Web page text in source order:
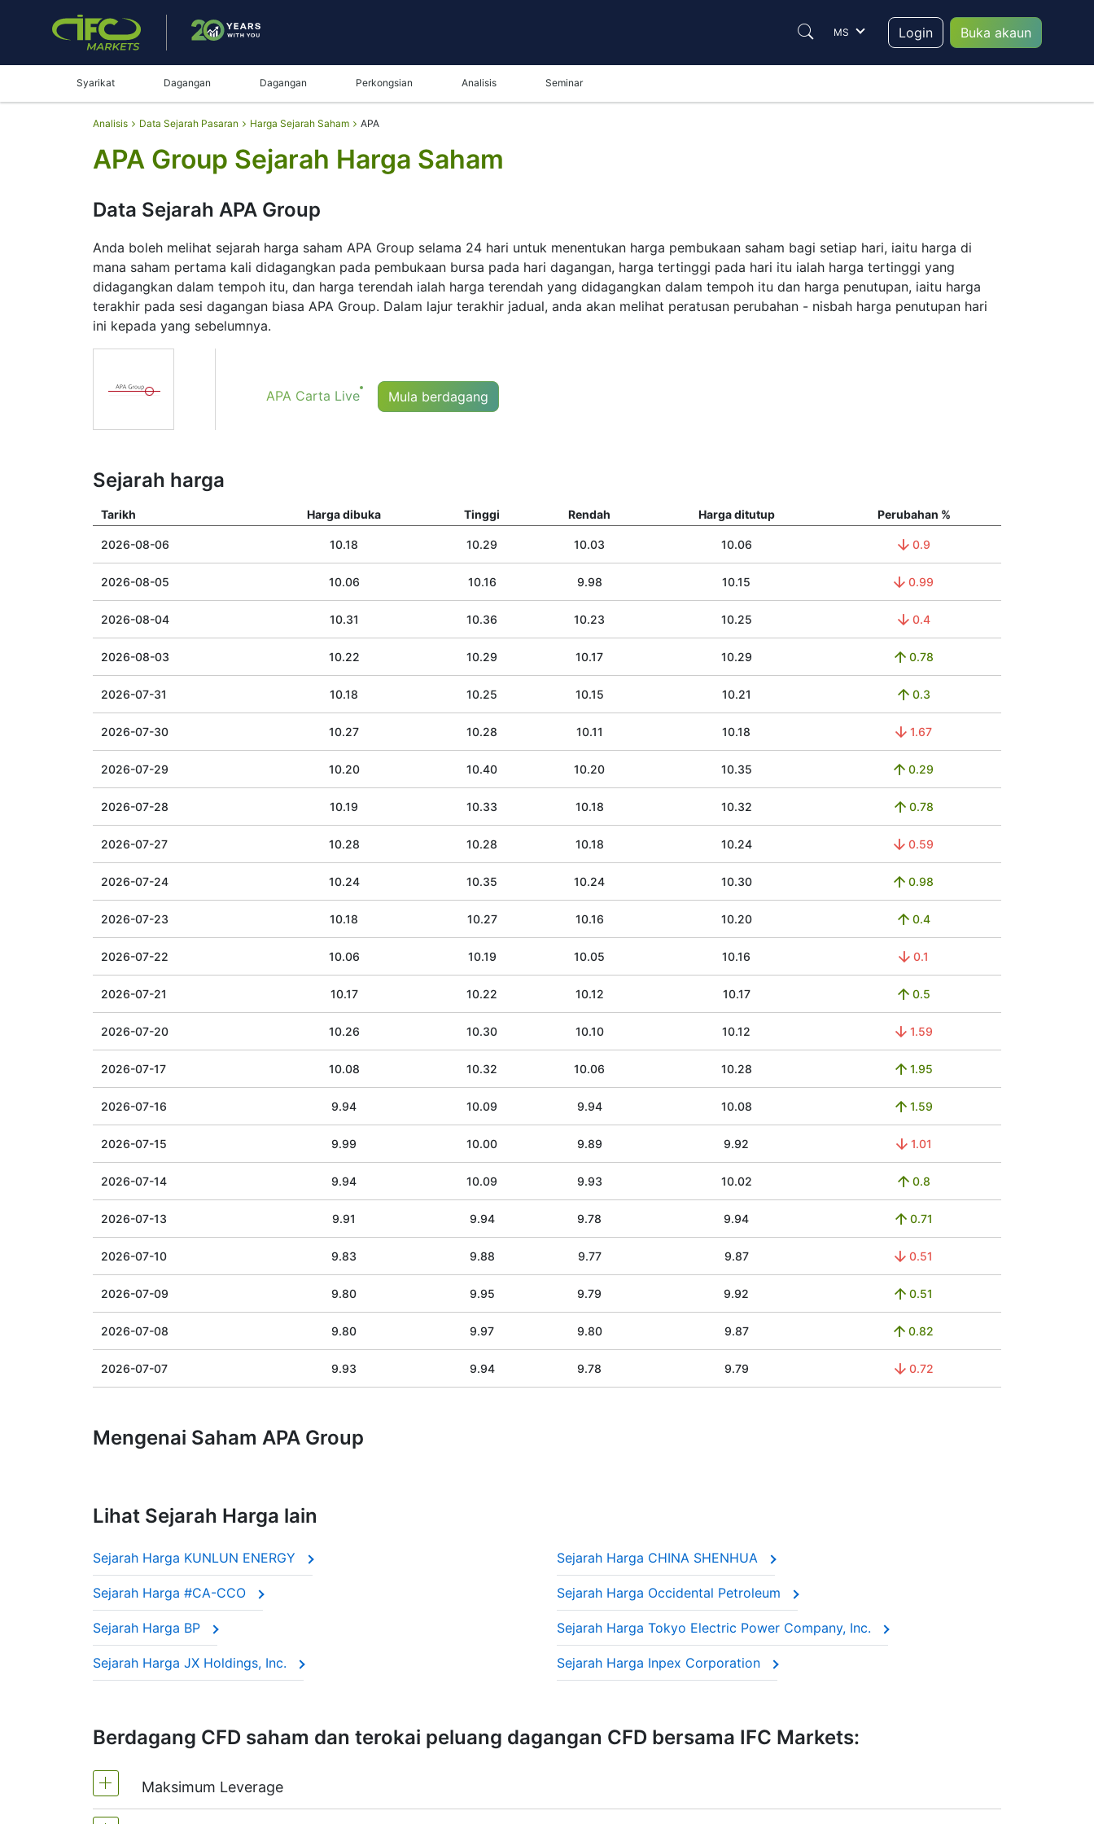
MS Login Buka akaun
Syarikat Dagangan Dagangan Perkongsian Analisis Seminar
Analisis Data Sejarah Pasaran Harga Sejarah Saham APA
APA Group Sejarah Harga Saham
Data Sejarah APA Group
Anda boleh melihat sejarah harga saham APA Group selama 24 hari untuk menentukan harga pembukaan saham bagi setiap hari, iaitu harga di
mana saham pertama kali didagangkan pada pembukaan bursa pada hari dagangan, harga tertinggi pada hari itu ialah harga tertinggi yang
didagangkan dalam tempoh itu, dan harga terendah ialah harga terendah yang didagangkan dalam tempoh itu dan harga penutupan, iaitu harga
terakhir pada sesi dagangan biasa APA Group. Dalam lajur terakhir jadual, anda akan melihat peratusan perubahan - nisbah harga penutupan hari
ini kepada yang sebelumnya.
APA Сarta Live Mula berdagang
Sejarah harga
Tarikh Harga dibuka Tinggi Rendah Harga ditutup Perubahan %
2026-08-06 10.18 10.29 10.03 10.06 0.9
2026-08-05 10.06 10.16 9.98 10.15 0.99
2026-08-04 10.31 10.36 10.23 10.25 0.4
2026-08-03 10.22 10.29 10.17 10.29 0.78
2026-07-31 10.18 10.25 10.15 10.21 0.3
2026-07-30 10.27 10.28 10.11 10.18 1.67
2026-07-29 10.20 10.40 10.20 10.35 0.29
2026-07-28 10.19 10.33 10.18 10.32 0.78
2026-07-27 10.28 10.28 10.18 10.24 0.59
2026-07-24 10.24 10.35 10.24 10.30 0.98
2026-07-23 10.18 10.27 10.16 10.20 0.4
2026-07-22 10.06 10.19 10.05 10.16 0.1
2026-07-21 10.17 10.22 10.12 10.17 0.5
2026-07-20 10.26 10.30 10.10 10.12 1.59
2026-07-17 10.08 10.32 10.06 10.28 1.95
2026-07-16 9.94 10.09 9.94 10.08 1.59
2026-07-15 9.99 10.00 9.89 9.92 1.01
2026-07-14 9.94 10.09 9.93 10.02 0.8
2026-07-13 9.91 9.94 9.78 9.94 0.71
2026-07-10 9.83 9.88 9.77 9.87 0.51
2026-07-09 9.80 9.95 9.79 9.92 0.51
2026-07-08 9.80 9.97 9.80 9.87 0.82
2026-07-07 9.93 9.94 9.78 9.79 0.72
Mengenai Saham APA Group
Lihat Sejarah Harga lain
Sejarah Harga KUNLUN ENERGY Sejarah Harga CHINA SHENHUA
Sejarah Harga #CA-CCO Sejarah Harga Occidental Petroleum
Sejarah Harga BP Sejarah Harga Tokyo Electric Power Company, Inc.
Sejarah Harga JX Holdings, Inc. Sejarah Harga Inpex Corporation
Berdagang CFD saham dan terokai peluang dagangan CFD bersama IFC Markets:
Maksimum Leverage